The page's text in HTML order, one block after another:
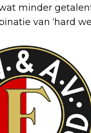
minder
van ‘hard